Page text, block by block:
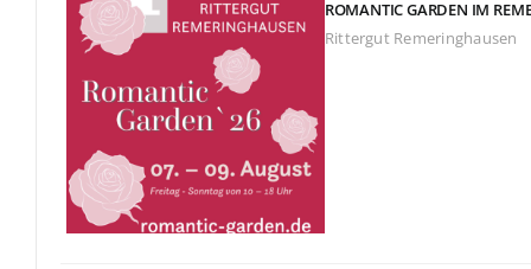
ROMANTIC GARDEN IM
Rittergut Remeringhausen